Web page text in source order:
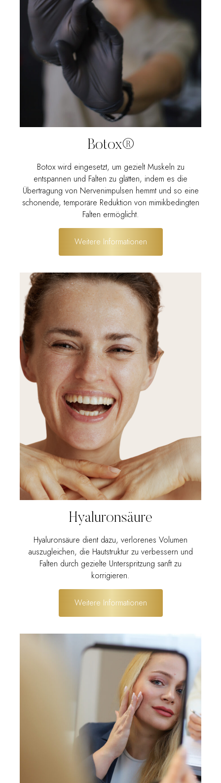
Botox®
Botox wird eingesetzt, um gezielt Muskeln zu
entspannen und Falten zu glätten, indem es die
Übertragung von Nervenimpulsen hemmt und so eine
schonende, temporäre Reduktion von mimikbedingten
Falten ermöglicht.
Weitere Informationen
Hyaluronsäure
Hyaluronsäure dient dazu, verlorenes Volumen
auszugleichen, die Hautstruktur zu verbessern und
Falten durch gezielte Unterspritzung sanft zu
korrigieren.
Weitere Informationen